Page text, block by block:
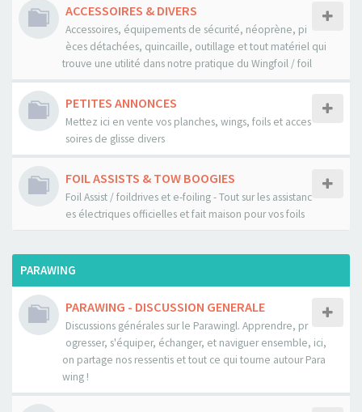
ACCESSOIRES & DIVERS
Accessoires, équipements de sécurité, néoprène, pi
èces détachées, quincaille, outillage et tout matériel qui
trouve une utilité dans notre pratique du Wingfoil / foil
PETITES ANNONCES
Mettez ici en vente vos planches, wings, foils et acces
soires de glisse divers
FOIL ASSISTS & TOW BOOGIES
Foil Assist / foildrives et e-foiling - Tout sur les assistanc
es électriques officielles et fait maison pour vos foils
PARAWING
PARAWING - DISCUSSION GENERALE
Discussions générales sur le Parawingl. Apprendre, pr
ogresser, s'équiper, échanger, et naviguer ensemble, ici,
on partage nos ressentis et tout ce qui tourne autour Para
wing !